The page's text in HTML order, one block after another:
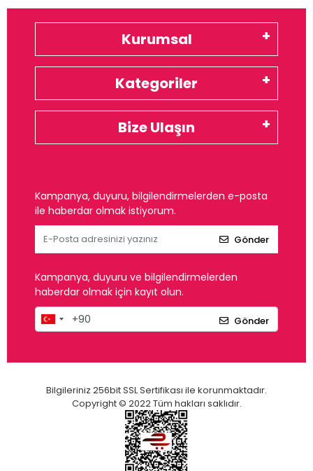
Kurumsal
Kategoriler
Bize Ulaşın
Kampanya, duyuru, bilgilendirmelerden e-posta
ile haberdar olmak istiyorum.
Gönder
Kampanya, duyuru ve bilgilendirmelerden
haberdar olmak için kayıt olun.
Gönder
Bilgileriniz 256bit SSL Sertifikası ile korunmaktadır.
Copyright © 2022 Tüm hakları saklıdır.